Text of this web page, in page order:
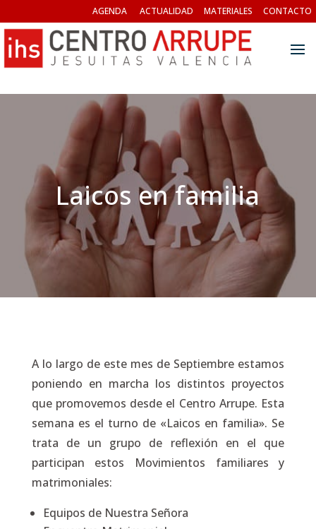
AGENDA ACTUALIDAD MATERIALES CONTACTO
Laicos en familia
A lo largo de este mes de Septiembre estamos
poniendo en marcha los distintos proyectos
que promovemos desde el Centro Arrupe. Esta
semana es el turno de «Laicos en familia». Se
trata de un grupo de reflexión en el que
participan estos Movimientos familiares y
matrimoniales:
Equipos de Nuestra Señora